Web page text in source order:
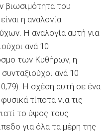
βιωσιμότητα του
η αναλογία
Η αναλογία αυτή για
ανά 10
των Κυθήρων, η
συνταξιούχοι ανά 10
Η σχέση αυτή σε ένα
τίποτα για τις
το ύψος τους
για όλα τα μέρη της